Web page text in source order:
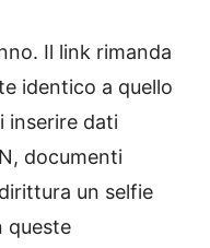
Il link rimanda
identico a quello
inserire dati
documenti
un selfie
queste